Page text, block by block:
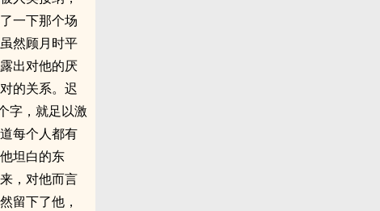
一下那个场
然顾月时平
出对他的厌
的关系。迟
字，就足以激
每个人都有
坦白的东
，对他而言
留下了他，